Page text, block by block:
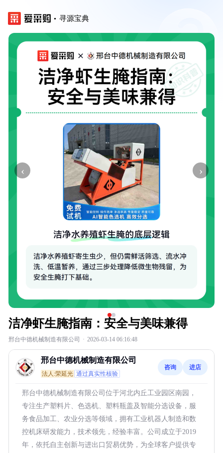
寻源宝典
‹ ›
洁净虾生腌指南：安全与美味兼得
邢台中德机械制造有限公司 · 2026-03-14 06:16:48
邢台中德机械制造有限公司
法人:荣延光 通过真实性核验
咨询 进店
邢台中德机械制造有限公司位于河北内丘工业园区南园，
专注生产塑料片、色选机、塑料瓶盖及智能分选设备，服
务食品加工、农业分选等领域，拥有工业机器人制造和数
控机床研发能力，技术领先，经验丰富。公司成立于2019
年，依托自主创新与进出口贸易优势，为全球客户提供专